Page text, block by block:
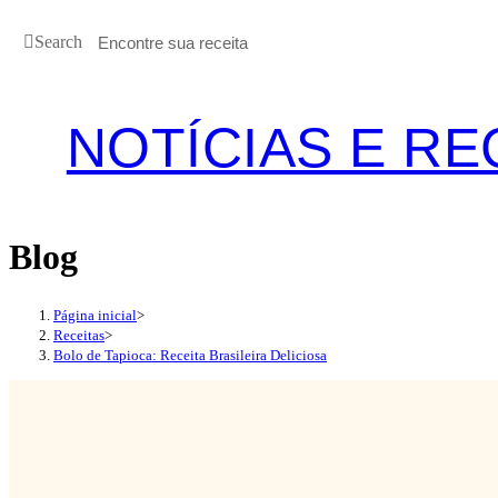
para Search
NOTÍCIAS E
Blog
Página inicial>
Receitas>
Bolo de Tapioca: Receita Brasileira Deliciosa